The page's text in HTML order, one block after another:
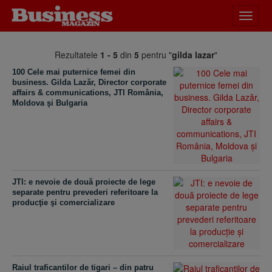
meniu
Rezultatele 1 - 5 din 5 pentru "gilda lazar"
100 Cele mai puternice femei din
business. Gilda Lazăr, Director corporate
affairs & communications, JTI România,
Moldova şi Bulgaria
JTI: e nevoie de două proiecte de lege
separate pentru prevederi referitoare la
producţie şi comercializare
Raiul traficantilor de tigari – din patru